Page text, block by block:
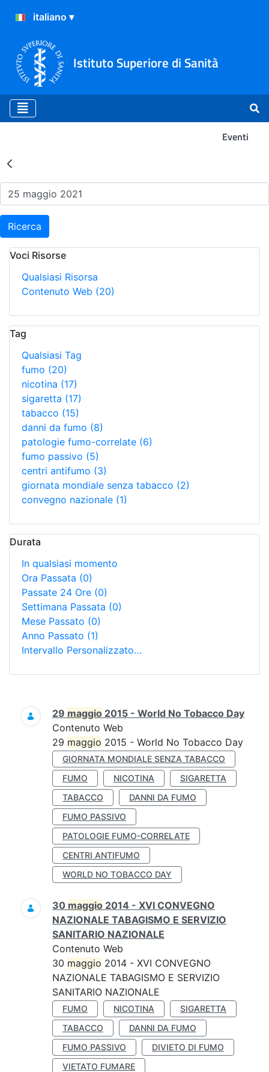
Istituto Superiore di Sanità
Eventi
Risultati della Ricerca -
Ricerca
Voci Risorse
Qualsiasi Risorsa
Contenuto Web (20)
Tag
Qualsiasi Tag
fumo (20)
nicotina (17)
sigaretta (17)
tabacco (15)
danni da fumo (8)
patologie fumo-correlate (6)
fumo passivo (5)
centri antifumo (3)
giornata mondiale senza tabacco (2)
convegno nazionale (1)
Durata
In qualsiasi momento
Ora Passata (0)
Passate 24 Ore (0)
Settimana Passata (0)
Mese Passato (0)
Anno Passato (1)
Intervallo Personalizzato…
Ricerca
29 maggio 2015 - World No Tobacco Day
Contenuto Web
29 maggio 2015 - World No Tobacco Day
GIORNATA MONDIALE SENZA TABACCO
FUMO
NICOTINA
SIGARETTA
TABACCO
DANNI DA FUMO
FUMO PASSIVO
PATOLOGIE FUMO-CORRELATE
CENTRI ANTIFUMO
WORLD NO TOBACCO DAY
30 maggio 2014 - XVI CONVEGNO
NAZIONALE TABAGISMO E SERVIZIO
SANITARIO NAZIONALE
Contenuto Web
30 maggio 2014 - XVI CONVEGNO
NAZIONALE TABAGISMO E SERVIZIO
SANITARIO NAZIONALE
FUMO NICOTINA
SIGARETTA
TABACCO
DANNI DA FUMO
FUMO PASSIVO
DIVIETO DI FUMO
VIETATO FUMARE